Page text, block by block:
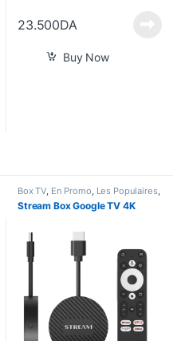
23.500DA
Buy Now
Box TV, En Promo, Les Populaires,
Nouvel Arrivage Smart Home
Stream Box Google TV 4K